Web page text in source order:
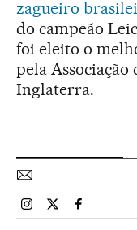
zagueiro
do campeão
foi eleito o
pela Associação
Inglaterra.
Esportes El País
Esportes El
Esportes